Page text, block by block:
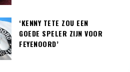
‘KENNY TETE ZOU EEN
GOEDE SPELER ZIJN VOOR
FEYENOORD’